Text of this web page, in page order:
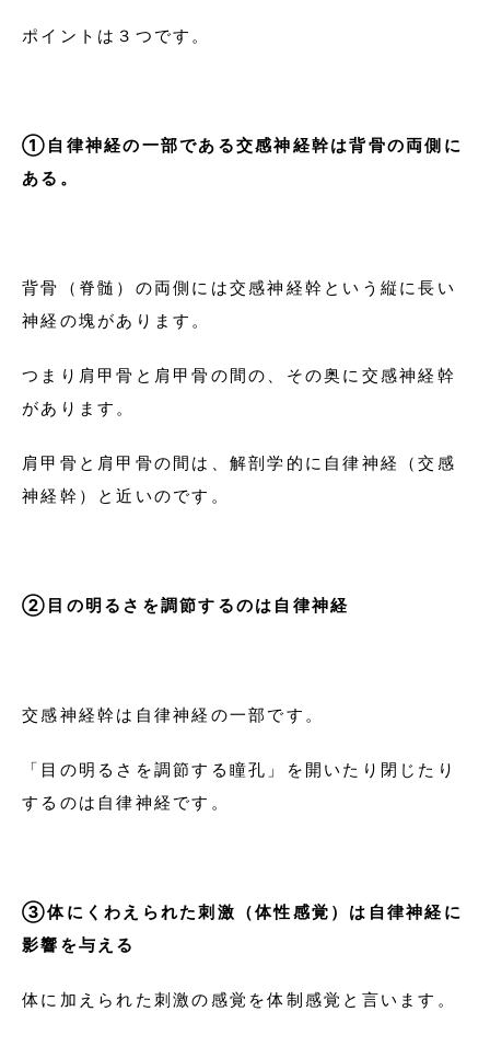
ポイントは３つです。
①自律神経の一部である交感神経幹は背骨の両側に
ある。
背骨（脊髄）の両側には交感神経幹という縦に長い
神経の塊があります。
つまり肩甲骨と肩甲骨の間の、その奥に交感神経幹
があります。
肩甲骨と肩甲骨の間は、解剖学的に自律神経（交感
神経幹）と近いのです。
②目の明るさを調節するのは自律神経
交感神経幹は自律神経の一部です。
「目の明るさを調節する瞳孔」を開いたり閉じたり
するのは自律神経です。
③体にくわえられた刺激（体性感覚）は自律神経に
影響を与える
体に加えられた刺激の感覚を体制感覚と言います。